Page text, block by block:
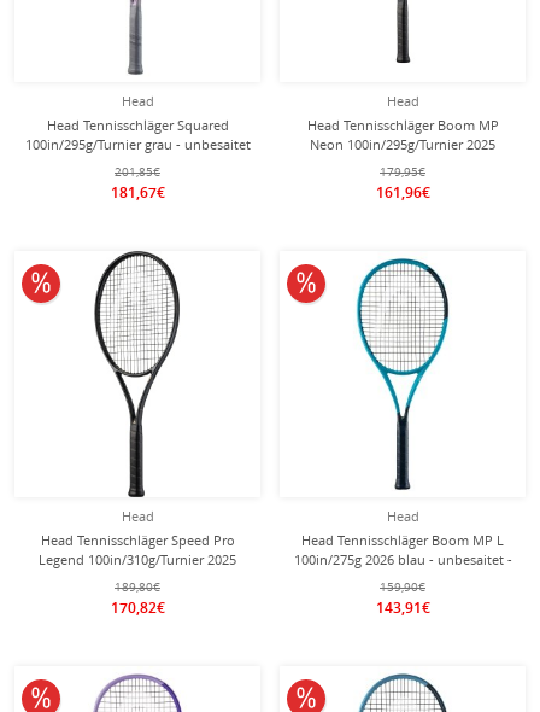
Head
Head Tennisschläger Squared
100in/295g/Turnier grau - unbesaitet
201,85€
181,67€
Head
Head Tennisschläger Boom MP
Neon 100in/295g/Turnier 2025
schwarz - unbesaitet -
179,95€
161,96€
Head
Head Tennisschläger Speed Pro
Legend 100in/310g/Turnier 2025
schwarz/gold - unbesaitet -
189,80€
170,82€
10% reduziert
Head
Head Tennisschläger Boom MP L
100in/275g 2026 blau - unbesaitet -
159,90€
143,91€
10% reduziert
10% reduziert 10% reduziert